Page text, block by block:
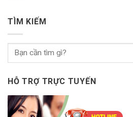
Cát
TÌM KIẾM
HỖ TRỢ TRỰC TUYẾN